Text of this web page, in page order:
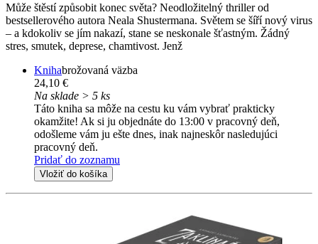
Může štěstí způsobit konec světa? Neodložitelný thriller od
bestsellerového autora Neala Shustermana. Světem se šíří nový virus
– a kdokoliv se jím nakazí, stane se neskonale šťastným. Žádný
stres, smutek, deprese, chamtivost. Jenž
Knihabrožovaná väzba
24,10 €
Na sklade > 5 ks
Táto kniha sa môže na cestu ku vám vybrať prakticky
okamžite! Ak si ju objednáte do 13:00 v pracovný deň,
odošleme vám ju ešte dnes, inak najneskôr nasledujúci
pracovný deň.
Pridať do zoznamu
Vložiť do košíka